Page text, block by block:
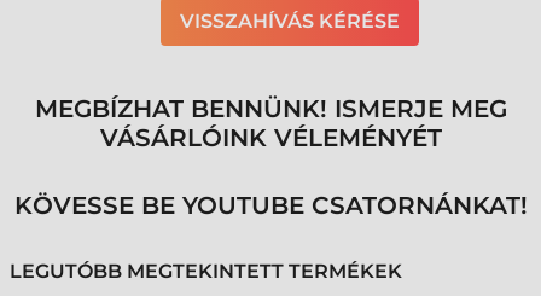
VISSZAHÍVÁS KÉRÉSE
MEGBÍZHAT BENNÜNK! ISMERJE MEG
VÁSÁRLÓINK VÉLEMÉNYÉT
KÖVESSE BE YOUTUBE CSATORNÁNKAT!
LEGUTÓBB MEGTEKINTETT TERMÉKEK